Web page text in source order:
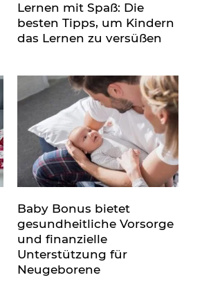
Lernen mit Spaß: Die
besten Tipps, um Kindern
das Lernen zu versüßen
Baby Bonus bietet
gesundheitliche Vorsorge
und finanzielle
Unterstützung für
Neugeborene